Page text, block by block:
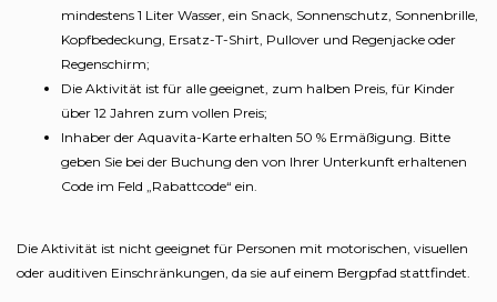
mindestens 1 Liter Wasser, ein Snack, Sonnenschutz, Sonnenbrille,
Kopfbedeckung, Ersatz-T-Shirt, Pullover und Regenjacke oder
Regenschirm;
Die Aktivität ist für alle geeignet, zum halben Preis, für Kinder
über 12 Jahren zum vollen Preis;
Inhaber der Aquavita-Karte erhalten 50 % Ermäßigung. Bitte
geben Sie bei der Buchung den von Ihrer Unterkunft erhaltenen
Code im Feld „Rabattcode“ ein.
Die Aktivität ist nicht geeignet für Personen mit motorischen, visuellen
oder auditiven Einschränkungen, da sie auf einem Bergpfad stattfindet.